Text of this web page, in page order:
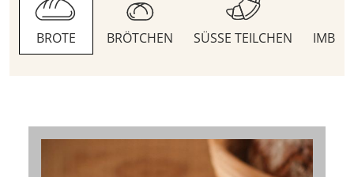
BROTE BRÖTCHEN SÜSSE TEILCHEN